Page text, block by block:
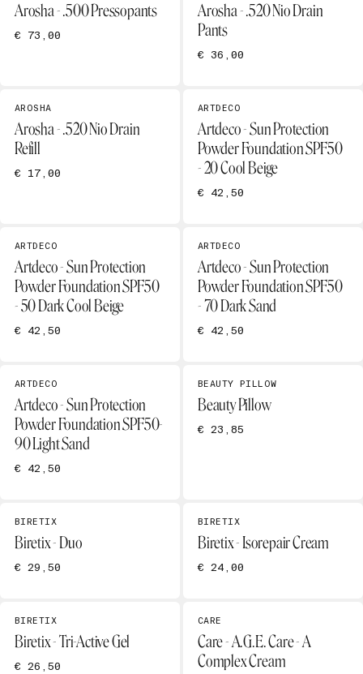
Arosha - .500 Pressopants
€ 73,00
Arosha - .520 Nio Drain
Pants
€ 36,00
AROSHA
Arosha - .520 Nio Drain
Refill
€ 17,00
ARTDECO
Artdeco - Sun Protection
Powder Foundation SPF50
- 20 Cool Beige
€ 42,50
ARTDECO
Artdeco - Sun Protection
Powder Foundation SPF50
- 50 Dark Cool Beige
€ 42,50
ARTDECO
Artdeco - Sun Protection
Powder Foundation SPF50
- 70 Dark Sand
€ 42,50
ARTDECO
Artdeco - Sun Protection
Powder Foundation SPF50-
90 Light Sand
€ 42,50
BEAUTY PILLOW
Beauty Pillow
€ 23,85
BIRETIX
Biretix - Duo
€ 29,50
BIRETIX
Biretix - Isorepair Cream
€ 24,00
BIRETIX
Biretix - Tri-Active Gel
€ 26,50
CARE
Care - A.G.E. Care - A
Complex Cream